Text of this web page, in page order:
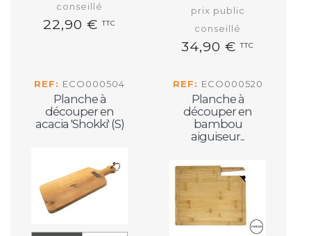
conseillé
22,90 €TTC
prix public
conseillé
34,90 €TTC
REF: ECO000504
Planche à
découper en
acacia 'Shokki' (S)
REF: ECO000520
Planche à
découper en
bambou
aiguiseur...